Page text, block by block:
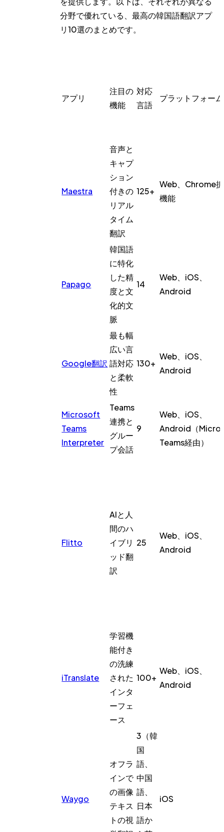
分野で優れている、最高の韓国語翻訳アプ
リ10選のまとめです。
アプリ
注目の
機能
対応
言語
プラットフォーム
Maestra
音声と
キャプ
ション
付きの
リアル
タイム
翻訳
125+
Web、Chrome
機能
Papago
韓国語
に特化
した精
度と文
化的文
脈
14
Web、iOS、
Android
Google翻訳
最も幅
広い言
語対応
と柔軟
性
130+
Web、iOS、
Android
Microsoft
Teams
Interpreter
Teams
連携と
グルー
プ会話
9
Web、iOS、
Android（
Teams経由）
Flitto
AIと人
間のハ
イブリ
ッド翻
訳
25
Web、iOS、
Android
iTranslate
学習機
能付き
の洗練
された
インタ
ーフェ
ース
100+
Web、iOS、
Android
Waygo
オフラ
インで
の画像
テキス
トの視
3（韓
国
語、
中国
語、
日本
語か
iOS